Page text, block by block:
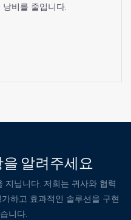
낭비를 줄입니다.
알려주세요
지닙니다. 저희는 귀사와 협력
하고 효과적인 솔루션을 구현
니다.